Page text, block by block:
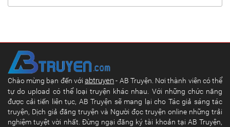
Chào mừng bạn đến vớiabtruyen- AB Truyện. Nơi thành viên có thể
tự do upload có thể loại truyện khác nhau. Với những chức năng
được cải tiến liên tục, AB Truyện sẽ mang lại cho Tác giả sáng tác
truyện, Dịch giả đăng truyện và Người đọc truyện online những trải
nghiệm tuyệt vời nhất. Đừng ngại đăng ký tài khoản tại AB Truyện,